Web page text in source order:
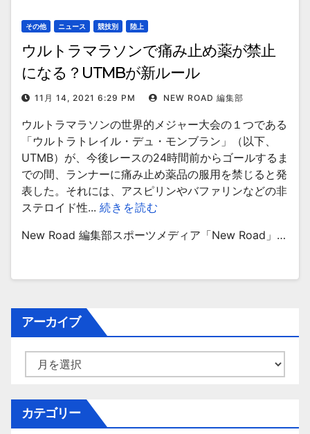
その他 ニュース 競技別 陸上
ウルトラマラソンで痛み止め薬が禁止
になる？UTMBが新ルール
11月 14, 2021 6:29 PM NEW ROAD 編集部
ウルトラマラソンの世界的メジャー大会の１つである
「ウルトラトレイル・デュ・モンブラン」（以下、
UTMB）が、今後レースの24時間前からゴールするま
での間、ランナーに痛み止め薬品の服用を禁じると発
表した。それには、アスピリンやバファリンなどの非
ステロイド性... 続きを読む
New Road 編集部スポーツメディア「New Road」…
アーカイブ
ー
イ
ブ
カテゴリー